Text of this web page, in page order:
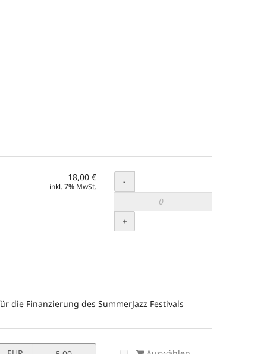
18,00 €
inkl. 7% MwSt. Menge
-
+
die Finanzierung des SummerJazz Festivals